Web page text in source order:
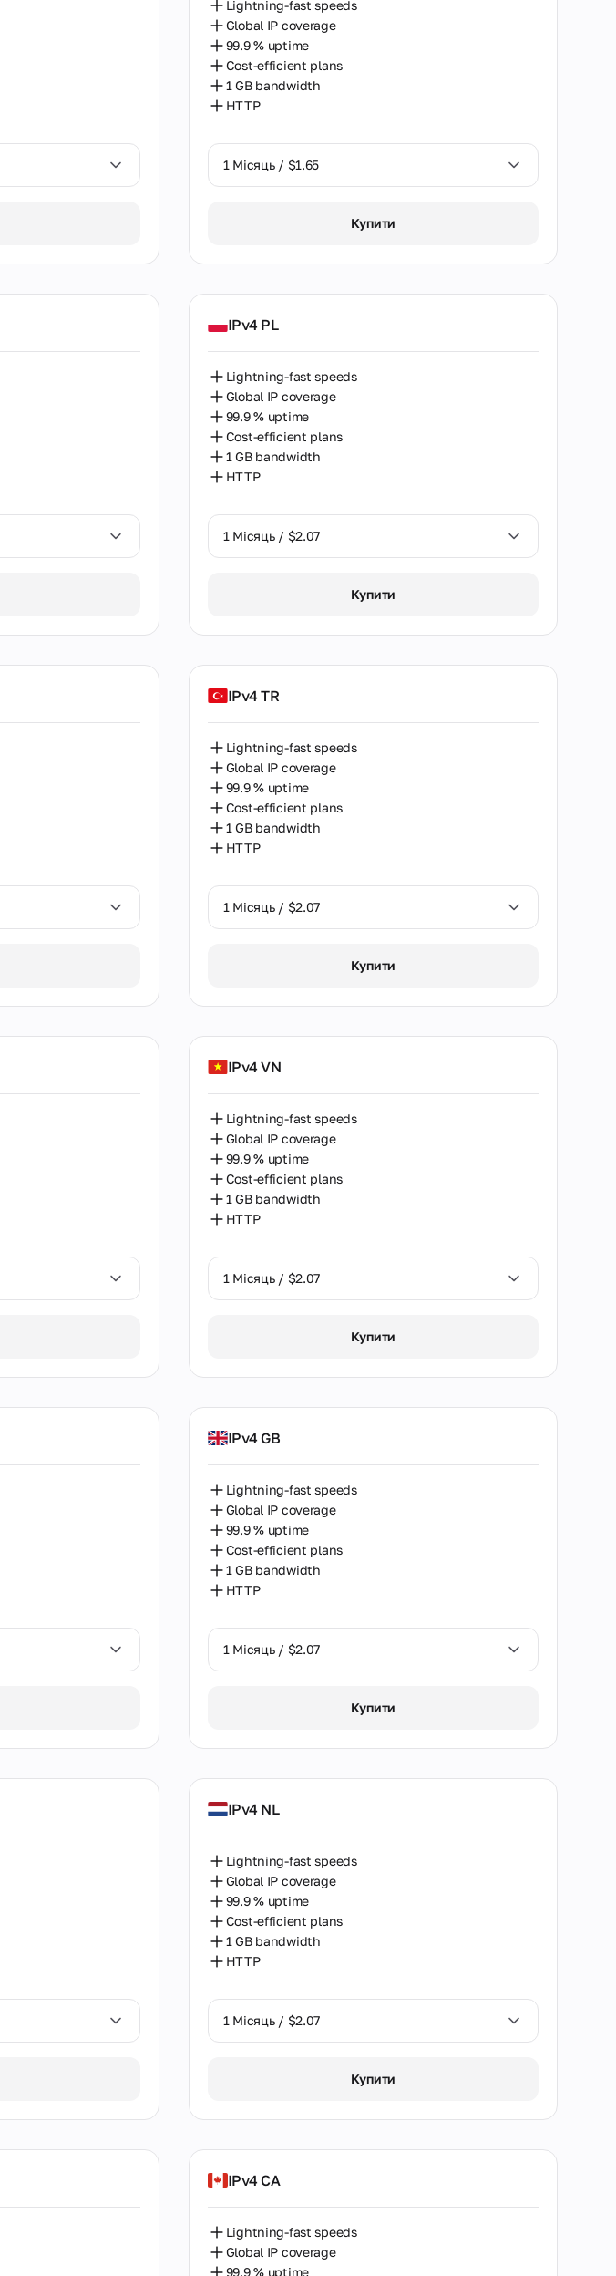
Lightning-fast speeds
Global IP coverage
99.9 % uptime
Cost-efficient plans
1 GB bandwidth
HTTP
1 Місяць / $1.65
Купити
IPv4 PL
Lightning-fast speeds
Global IP coverage
99.9 % uptime
Cost-efficient plans
1 GB bandwidth
HTTP
1 Місяць / $2.07
Купити
IPv4 TR
Lightning-fast speeds
Global IP coverage
99.9 % uptime
Cost-efficient plans
1 GB bandwidth
HTTP
1 Місяць / $2.07
Купити
IPv4 VN
Lightning-fast speeds
Global IP coverage
99.9 % uptime
Cost-efficient plans
1 GB bandwidth
HTTP
1 Місяць / $2.07
Купити
IPv4 GB
Lightning-fast speeds
Global IP coverage
99.9 % uptime
Cost-efficient plans
1 GB bandwidth
HTTP
1 Місяць / $2.07
Купити
IPv4 NL
Lightning-fast speeds
Global IP coverage
99.9 % uptime
Cost-efficient plans
1 GB bandwidth
HTTP
1 Місяць / $2.07
Купити
IPv4 CA
Lightning-fast speeds
Global IP coverage
99.9 % uptime